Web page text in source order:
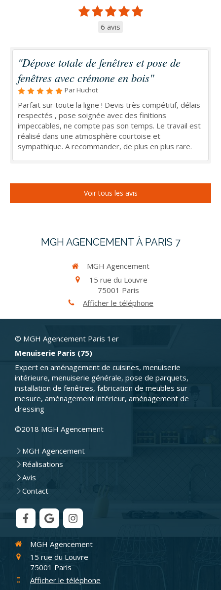
6 avis
"Dépose totale de fenêtres et pose de
fenêtres avec crémone en bois"
Par Huchot
Parfait sur toute la ligne ! Devis très compétitif, délais
respectés , pose soignée avec des finitions
impeccables, ne compte pas son temps. Le travail est
réalisé dans une atmosphère courtoise et
sympathique. A recommander, de plus en plus rare.
Voir tous les avis
MGH AGENCEMENT À PARIS 7
MGH Agencement
15 rue du Louvre
75001 Paris
Afficher le téléphone
© MGH Agencement Paris 1er
Menuiserie Paris (75)
Expert en aménagement de cuisines, menuiserie
intérieure, menuiserie générale, pose de parquets,
installation de fenêtres, fabrication de meubles sur
mesure, aménagement intérieur, aménagement de
dressing
©2018 MGH Agencement
MGH Agencement
Réalisations
Avis
Contact
MGH Agencement
15 rue du Louvre
75001 Paris
Afficher le téléphone